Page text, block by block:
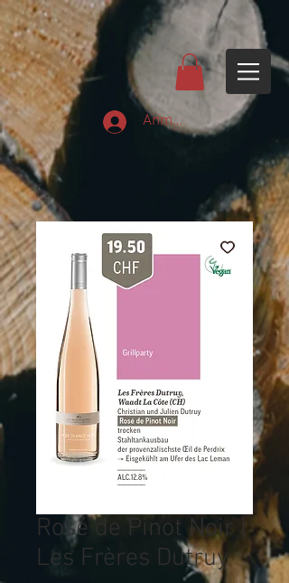
Anmelden
Rosé de Pinot Noir |
Les Frères Dutruy